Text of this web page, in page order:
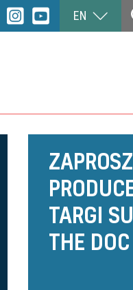
EN
TARGI
THE DOC